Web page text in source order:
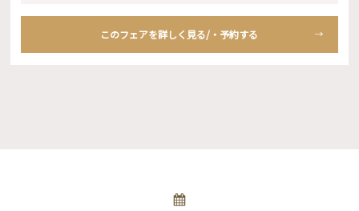
このフェアを詳しく見る/・予約する